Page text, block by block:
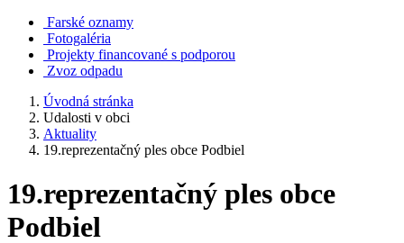
Farské oznamy
Fotogaléria
Projekty financované s podporou
Zvoz odpadu
Úvodná stránka
Udalosti v obci
Aktuality
19.reprezentačný ples obce Podbiel
19.reprezentačný ples obce
Podbiel